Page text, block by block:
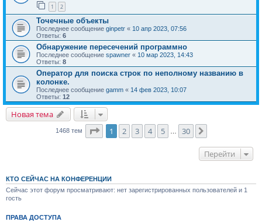
1 2
Точечные объекты
Последнее сообщение ginpetr « 10 апр 2023, 07:56
Ответы: 6
Обнаружение пересечений программно
Последнее сообщение spawner « 10 мар 2023, 14:43
Ответы: 8
Оператор для поиска строк по неполному названию в
колонке.
Последнее сообщение gamm « 14 фев 2023, 10:07
Ответы: 12
Новая тема
1468 тем Страница1 из
1 2 3 4 5 30
Перейти
КТО СЕЙЧАС НА КОНФЕРЕНЦИИ
Сейчас этот форум просматривают: нет зарегистрированных пользователей и 1
гость
ПРАВА ДОСТУПА